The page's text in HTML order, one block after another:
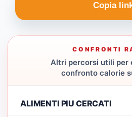
Copia
CONFRONTI
Altri percorsi utili per
confronto calorie
ALIMENTI PIU CERCATI